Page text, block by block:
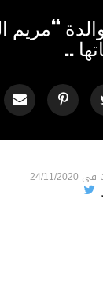
“مريم
..
فى 24/11/2020